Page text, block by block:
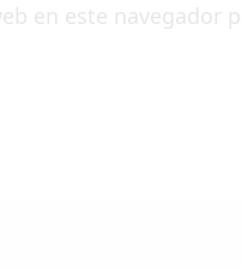
en este navegador